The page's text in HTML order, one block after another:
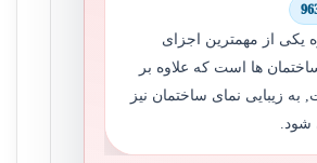
یکی از مهمترین اجزای
ها است که علاوه بر
به زیبایی نمای ساختمان نیز
شود.